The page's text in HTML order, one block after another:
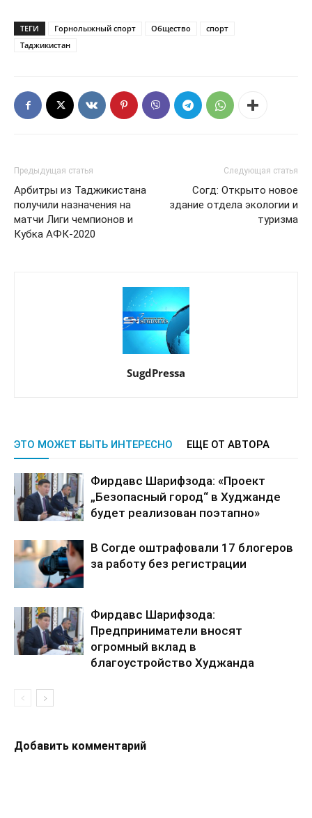
ТЕГИ Горнолыжный спорт Общество
спорт
Таджикистан
Предыдущая статья
Арбитры из Таджикистана
получили назначения на
матчи Лиги чемпионов и
Кубка АФК-2020
Следующая статья
Согд: Открыто новое
здание отдела экологии и
туризма
SugdPressa
ЭТО МОЖЕТ БЫТЬ ИНТЕРЕСНО ЕЩЕ ОТ АВТОРА
Фирдавс Шарифзода: «Проект
„Безопасный город“ в Худжанде
будет реализован поэтапно»
В Согде оштрафовали 17 блогеров
за работу без регистрации
Фирдавс Шарифзода:
Предприниматели вносят
огромный вклад в
благоустройство Худжанда
Добавить комментарий